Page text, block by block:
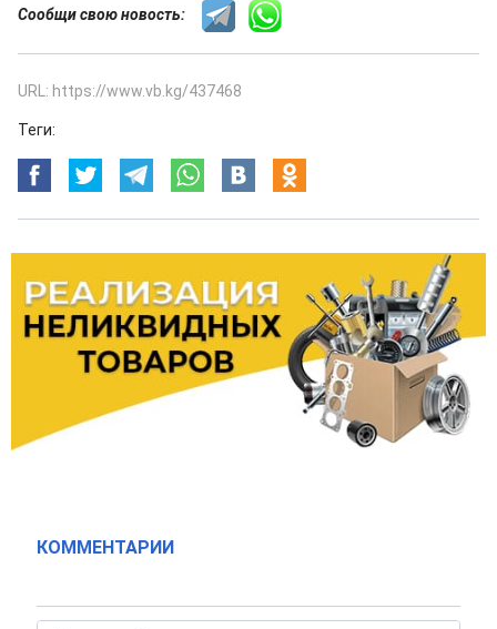
Сообщи свою новость:
URL: https://www.vb.kg/437468
Теги:
КОММЕНТАРИИ